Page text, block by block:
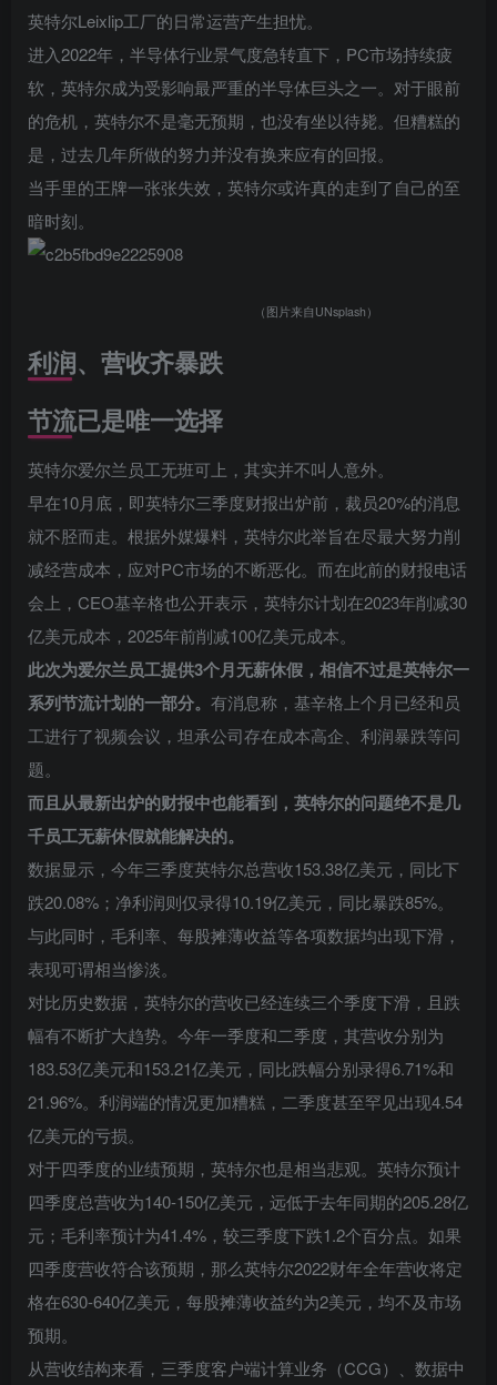
英特尔Leixlip工厂的日常运营产生担忧。
进入2022年，半导体行业景气度急转直下，PC市场持续疲
软，英特尔成为受影响最严重的半导体巨头之一。对于眼前
的危机，英特尔不是毫无预期，也没有坐以待毙。但糟糕的
是，过去几年所做的努力并没有换来应有的回报。
当手里的王牌一张张失效，英特尔或许真的走到了自己的至
暗时刻。
（图片来自UNsplash）
利润、营收齐暴跌
节流已是唯一选择
英特尔爱尔兰员工无班可上，其实并不叫人意外。
早在10月底，即英特尔三季度财报出炉前，裁员20%的消息
就不胫而走。根据外媒爆料，英特尔此举旨在尽最大努力削
减经营成本，应对PC市场的不断恶化。而在此前的财报电话
会上，CEO基辛格也公开表示，英特尔计划在2023年削减30
亿美元成本，2025年前削减100亿美元成本。
此次为爱尔兰员工提供3个月无薪休假，相信不过是英特尔一
系列节流计划的一部分。 有消息称，基辛格上个月已经和员
工进行了视频会议，坦承公司存在成本高企、利润暴跌等问
题。
而且从最新出炉的财报中也能看到，英特尔的问题绝不是几
千员工无薪休假就能解决的。
数据显示，今年三季度英特尔总营收153.38亿美元，同比下
跌20.08%；净利润则仅录得10.19亿美元，同比暴跌85%。
与此同时，毛利率、每股摊薄收益等各项数据均出现下滑，
表现可谓相当惨淡。
对比历史数据，英特尔的营收已经连续三个季度下滑，且跌
幅有不断扩大趋势。今年一季度和二季度，其营收分别为
183.53亿美元和153.21亿美元，同比跌幅分别录得6.71%和
21.96%。利润端的情况更加糟糕，二季度甚至罕见出现4.54
亿美元的亏损。
对于四季度的业绩预期，英特尔也是相当悲观。英特尔预计
四季度总营收为140-150亿美元，远低于去年同期的205.28亿
元；毛利率预计为41.4%，较三季度下跌1.2个百分点。如果
四季度营收符合该预期，那么英特尔2022财年全年营收将定
格在630-640亿美元，每股摊薄收益约为2美元，均不及市场
预期。
从营收结构来看，三季度客户端计算业务（CCG）、数据中